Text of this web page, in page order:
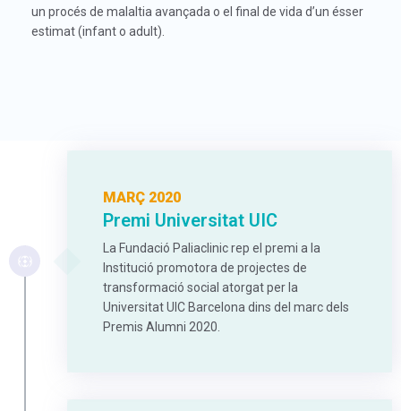
un procés de malaltia avançada o el final de vida d’un ésser
estimat (infant o adult).
MARÇ 2020
Premi Universitat UIC
La Fundació Paliaclinic rep el premi a la
Institució promotora de projectes de
transformació social atorgat per la
Universitat UIC Barcelona dins del marc dels
Premis Alumni 2020.